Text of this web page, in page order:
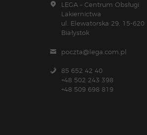
LEGA – Centrum Obsługi
Lakiernictwa
ul. Elewatorska 29, 15-620
Białystok
poczta@lega.com.pl
85 652 42 40
+48 502 243 398
+48 509 698 819